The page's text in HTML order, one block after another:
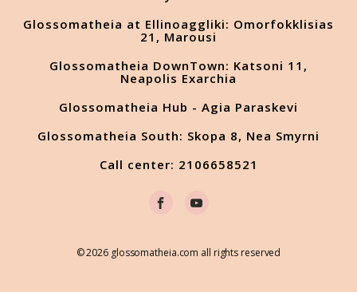
Glossomatheia at Ellinoaggliki: Omorfokklisias
21, Marousi
Glossomatheia DownTown: Katsoni 11,
Neapolis Exarchia
Glossomatheia Hub - Agia Paraskevi
Glossomatheia South: Skopa 8, Nea Smyrni
Call center: 2106658521
© 2026 glossomatheia.com all rights reserved